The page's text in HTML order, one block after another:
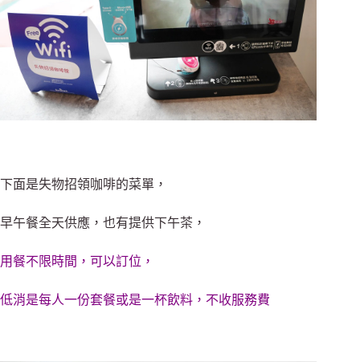
下面是失物招領咖啡的菜單，
早午餐全天供應，也有提供下午茶，
用餐不限時間，可以訂位，
低消是每人一份套餐或是一杯飲料，不收服務費